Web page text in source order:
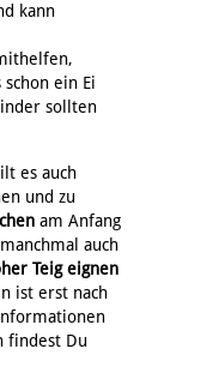
kann
ein Ei
sollten
es auch
und zu
am Anfang
auch
Teig eignen
ist erst nach
findest Du